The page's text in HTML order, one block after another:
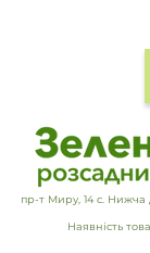
пр-т Миру, 14 с.
Наявність